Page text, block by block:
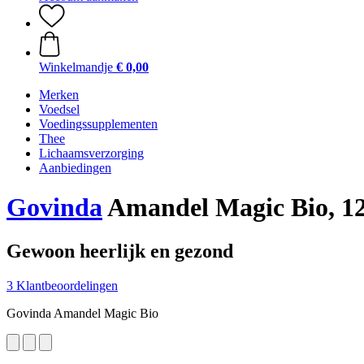
Winkelmandje € 0,00
Merken
Voedsel
Voedingssupplementen
Thee
Lichaamsverzorging
Aanbiedingen
GovindaAmandel Magic Bio,
Gewoon heerlijk en gezond
3 Klantbeoordelingen
Govinda Amandel Magic Bio